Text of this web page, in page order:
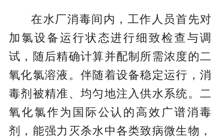
在水厂消毒间内，工作人员首先对
加氯设备运行状态进行细致检查与调
试，随后精确计算并配制所需浓度的二
氧化氯溶液。伴随着设备稳定运行，消
毒剂被精准、均匀地注入供水系统。二
氧化氯作为国际公认的高效广谱消毒
剂，能强力灭杀水中各类致病微生物，